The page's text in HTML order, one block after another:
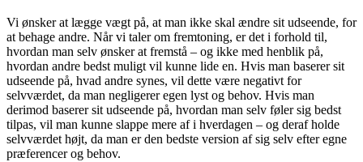
Vi ønsker at lægge vægt på, at man ikke skal ændre sit udseende, for
at behage andre. Når vi taler om fremtoning, er det i forhold til,
hvordan man selv ønsker at fremstå – og ikke med henblik på,
hvordan andre bedst muligt vil kunne lide en. Hvis man baserer sit
udseende på, hvad andre synes, vil dette være negativt for
selvværdet, da man negligerer egen lyst og behov. Hvis man
derimod baserer sit udseende på, hvordan man selv føler sig bedst
tilpas, vil man kunne slappe mere af i hverdagen – og deraf holde
selvværdet højt, da man er den bedste version af sig selv efter egne
præferencer og behov.